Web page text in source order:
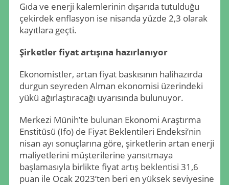
Gıda ve enerji kalemlerinin dışarıda tutulduğu
çekirdek enflasyon ise nisanda yüzde 2,3 olarak
kayıtlara geçti.
Şirketler fiyat artışına hazırlanıyor
Ekonomistler, artan fiyat baskısının halihazırda
durgun seyreden Alman ekonomisi üzerindeki
yükü ağırlaştıracağı uyarısında bulunuyor.
Merkezi Münih’te bulunan Ekonomi Araştırma
Enstitüsü (Ifo) de Fiyat Beklentileri Endeksi’nin
nisan ayı sonuçlarına göre, şirketlerin artan enerji
maliyetlerini müşterilerine yansıtmaya
başlamasıyla birlikte fiyat artış beklentisi 31,6
puan ile Ocak 2023’ten beri en yüksek seviyesine